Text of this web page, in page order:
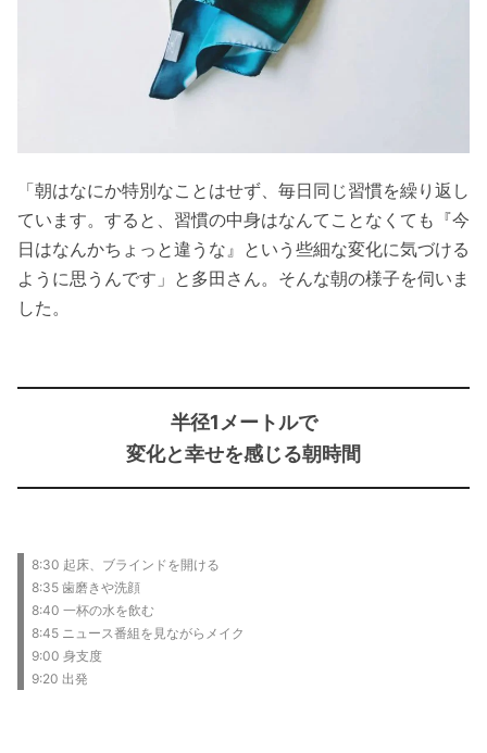
「朝はなにか特別なことはせず、毎日同じ習慣を繰り返し
ています。すると、習慣の中身はなんてことなくても『今
日はなんかちょっと違うな』という些細な変化に気づける
ように思うんです」と多田さん。そんな朝の様子を伺いま
した。
半径1メートルで
変化と幸せを感じる朝時間
8:30 起床、ブラインドを開ける
8:35 歯磨きや洗顔
8:40 一杯の水を飲む
8:45 ニュース番組を見ながらメイク
9:00 身支度
9:20 出発